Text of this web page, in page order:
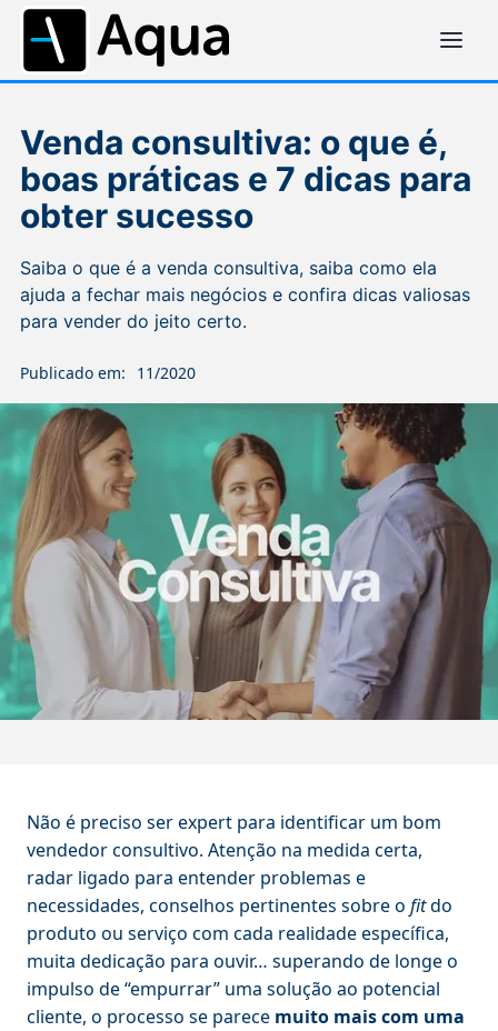
Venda consultiva: o que é,
boas práticas e 7 dicas para
obter sucesso
Saiba o que é a venda consultiva, saiba como ela
ajuda a fechar mais negócios e confira dicas valiosas
para vender do jeito certo.
Publicado em: 11/2020
Não é preciso ser expert para identificar um bom
vendedor consultivo. Atenção na medida certa,
radar ligado para entender problemas e
necessidades, conselhos pertinentes sobre o fitdo
produto ou serviço com cada realidade específica,
muita dedicação para ouvir… superando de longe o
impulso de “empurrar” uma solução ao potencial
cliente, o processo se parece muito mais com uma